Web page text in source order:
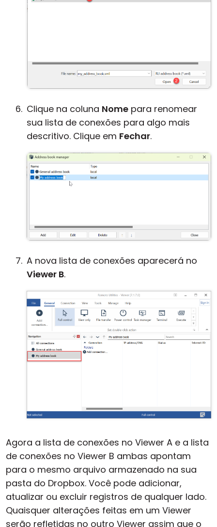
Clique na coluna Nome para renomear
sua lista de conexões para algo mais
descritivo. Clique em Fechar.
A nova lista de conexões aparecerá no
Viewer B.
Agora a lista de conexões no Viewer A e a lista
de conexões no Viewer B ambas apontam
para o mesmo arquivo armazenado na sua
pasta do Dropbox. Você pode adicionar,
atualizar ou excluir registros de qualquer lado.
Quaisquer alterações feitas em um Viewer
serão refletidas no outro Viewer assim que o